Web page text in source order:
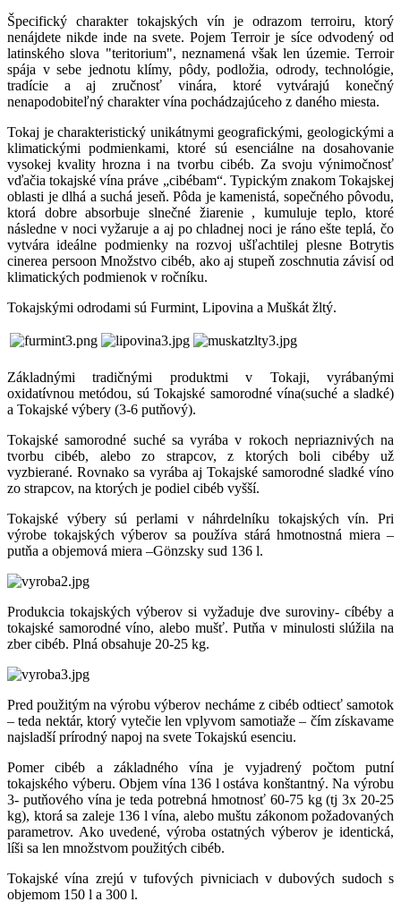
Špecifický charakter tokajských vín je odrazom terroiru, ktorý
nenájdete nikde inde na svete. Pojem Terroir je síce odvodený od
latinského slova "teritorium", neznamená však len územie. Terroir
spája v sebe jednotu klímy, pôdy, podložia, odrody, technológie,
tradície a aj zručnosť vinára, ktoré vytvárajú konečný
nenapodobiteľný charakter vína pochádzajúceho z daného miesta.
Tokaj je charakteristický unikátnymi geografickými, geologickými a
klimatickými podmienkami, ktoré sú esenciálne na dosahovanie
vysokej kvality hrozna i na tvorbu cibéb. Za svoju výnimočnosť
vďačia tokajské vína práve „cibébam“. Typickým znakom Tokajskej
oblasti je dlhá a suchá jeseň. Pôda je kamenistá, sopečného pôvodu,
ktorá dobre absorbuje slnečné žiarenie , kumuluje teplo, ktoré
následne v noci vyžaruje a aj po chladnej noci je ráno ešte teplá, čo
vytvára ideálne podmienky na rozvoj ušľachtilej plesne Botrytis
cinerea persoon Množstvo cibéb, ako aj stupeň zoschnutia závisí od
klimatických podmienok v ročníku.
Tokajskými odrodami sú Furmint, Lipovina a Muškát žltý.
Základnými tradičnými produktmi v Tokaji, vyrábanými
oxidatívnou metódou, sú Tokajské samorodné vína(suché a sladké)
a Tokajské výbery (3-6 putňový).
Tokajské samorodné suché sa vyrába v rokoch nepriaznivých na
tvorbu cibéb, alebo zo strapcov, z ktorých boli cibéby už
vyzbierané. Rovnako sa vyrába aj Tokajské samorodné sladké víno
zo strapcov, na ktorých je podiel cibéb vyšší.
Tokajské výbery sú perlami v náhrdelníku tokajských vín. Pri
výrobe tokajských výberov sa používa stárá hmotnostná miera –
putňa a objemová miera –Gönzsky sud 136 l.
Produkcia tokajských výberov si vyžaduje dve suroviny- cíbéby a
tokajské samorodné víno, alebo mušť. Putňa v minulosti slúžila na
zber cibéb. Plná obsahuje 20-25 kg.
Pred použitým na výrobu výberov necháme z cibéb odtiecť samotok
– teda nektár, ktorý vytečie len vplyvom samotiaže – čím získavame
najsladší prírodný napoj na svete Tokajskú esenciu.
Pomer cibéb a základného vína je vyjadrený počtom putní
tokajského výberu. Objem vína 136 l ostáva konštantný. Na výrobu
3- putňového vína je teda potrebná hmotnosť 60-75 kg (tj 3x 20-25
kg), ktorá sa zaleje 136 l vína, alebo muštu zákonom požadovaných
parametrov. Ako uvedené, výroba ostatných výberov je identická,
líši sa len množstvom použitých cibéb.
Tokajské vína zrejú v tufových pivniciach v dubových sudoch s
objemom 150 l a 300 l.